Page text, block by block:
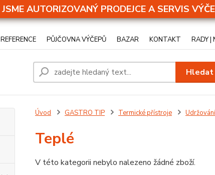
JSME AUTORIZOVANÝ PRODEJCE A SERVIS
REFERENCE PŮJČOVNA VÝČEPŮ BAZAR KONTAKT RADY |
Hledat
Úvod GASTRO TIP Termické přístroje
Teplé
V této kategorii nebylo nalezeno žádné zboží.